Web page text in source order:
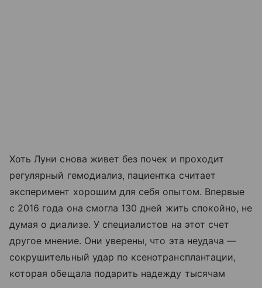
Хоть Луни снова живет без почек и проходит
регулярный гемодиализ, пациентка считает
эксперимент хорошим для себя опытом. Впервые
с 2016 года она смогла 130 дней жить спокойно, не
думая о диализе. У специалистов на этот счет
другое мнение. Они уверены, что эта неудача —
сокрушительный удар по ксенотрансплантации,
которая обещала подарить надежду тысячам